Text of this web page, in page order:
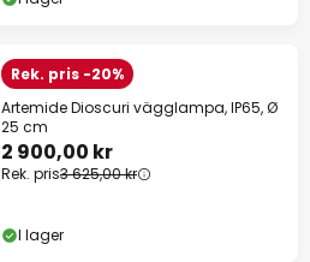
Rek. pris -20%
Artemide Dioscuri vägglampa, IP65, Ø
25 cm
2 900,00 kr
Rek. pris3 625,00 kr
I lager